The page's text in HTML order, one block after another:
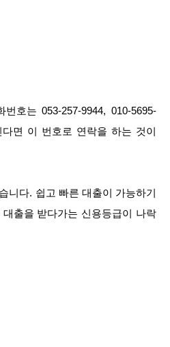
호는 053-257-9944, 010-5695-
면 이 번호로 연락을 하는 것이
니다. 쉽고 빠른 대출이 가능하기
출을 받다가는 신용등급이 나락